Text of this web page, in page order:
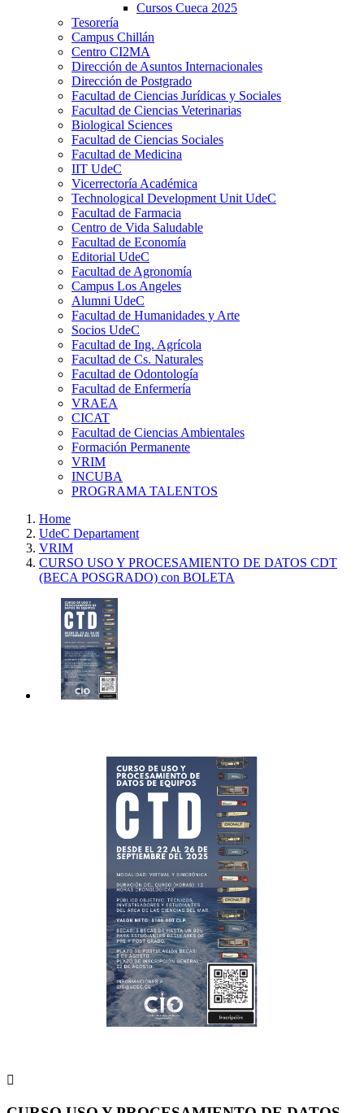
Cursos Cueca 2025
Tesorería
Campus Chillán
Centro CI2MA
Dirección de Asuntos Internacionales
Dirección de Postgrado
Facultad de Ciencias Jurídicas y Sociales
Facultad de Ciencias Veterinarias
Biological Sciences
Facultad de Ciencias Sociales
Facultad de Medicina
IIT UdeC
Vicerrectoría Académica
Technological Development Unit UdeC
Facultad de Farmacia
Centro de Vida Saludable
Facultad de Economía
Editorial UdeC
Facultad de Agronomía
Campus Los Angeles
Alumni UdeC
Facultad de Humanidades y Arte
Socios UdeC
Facultad de Ing. Agrícola
Facultad de Cs. Naturales
Facultad de Odontología
Facultad de Enfermería
VRAEA
CICAT
Facultad de Ciencias Ambientales
Formación Permanente
VRIM
INCUBA
PROGRAMA TALENTOS
Home
UdeC Departament
VRIM
CURSO USO Y PROCESAMIENTO DE DATOS CDT
(BECA POSGRADO) con BOLETA
